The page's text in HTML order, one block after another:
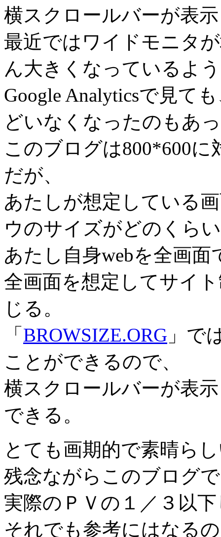
横スクロールバーが表
最近ではワイドモニタ
ん大きくなっているよ
Google Analyticsで見て
どいなくなったのもあ
このブログは800*600
だが、
あたしが想定している
ウのサイズがどのくら
あたし自身webを全画
全画面を想定してサイ
じる。
「 BROWSIZE.ORG 」で
ことができるので、
横スクロールバーが表
できる。
とても画期的で素晴ら
残念ながらこのブログ
実際のＰＶの１／３以
それでも参考にはなる